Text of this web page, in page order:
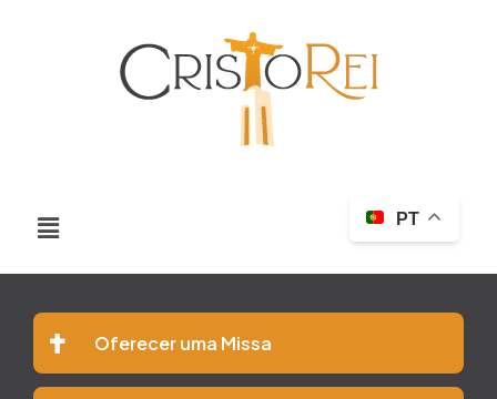
PT
Oferecer uma Missa